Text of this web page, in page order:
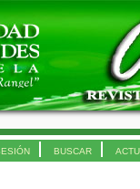
BUSCAR